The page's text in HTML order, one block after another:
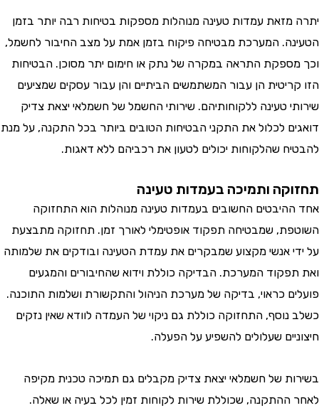
עמדות טעינה מנוהלות מספקות בטיחות רבה יותר בזמן
המערכת מבטיחה פיקוח בזמן אמת על מצב החיבור לחשמל,
התראה במקרה של נתק או חימום יתר מסוכן. הבטיחות
הן עבור המשתמשים הביתיים והן עבור עסקים שמציעים
טעינה ללקוחותיהם. שירותי החשמל של חשמלאי יצאת צדיק
לכלול את התקני הבטיחות הטובים ביותר בכל התקנה, על מנת
שהלקוחות יכולים לטעון את רכביהם ללא דאגות.
ותמיכה בעמדות טעינה
החשובים בעמדות טעינה מנוהלות הוא התחזוקה
שמבטיחה תפקוד אופטימלי לאורך זמן. תחזוקה מתבצעת
אנשי מקצוע שמבקרים את עמדת הטעינה ובודקים את שלמותה
המערכת. הבדיקה כוללת וידוא שהחיבורים והמגעים
כראוי, בדיקה של מערכת הניהול והתקשורת ושלמות התוכנה.
התחזוקה כוללת גם ניקוי של העמדה לוודא שאין נזקים
שעלולים להשפיע על הפעלה.
של חשמלאי יצאת צדיק מקבלים גם תמיכה טכנית מקיפה
שכוללת שירות לקוחות זמין לכל בעיה או שאלה.